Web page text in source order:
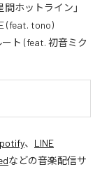
間ホットライン」
(feat. tono)
ト (feat. 初音ミク
、 LINE
などの音楽配信サ